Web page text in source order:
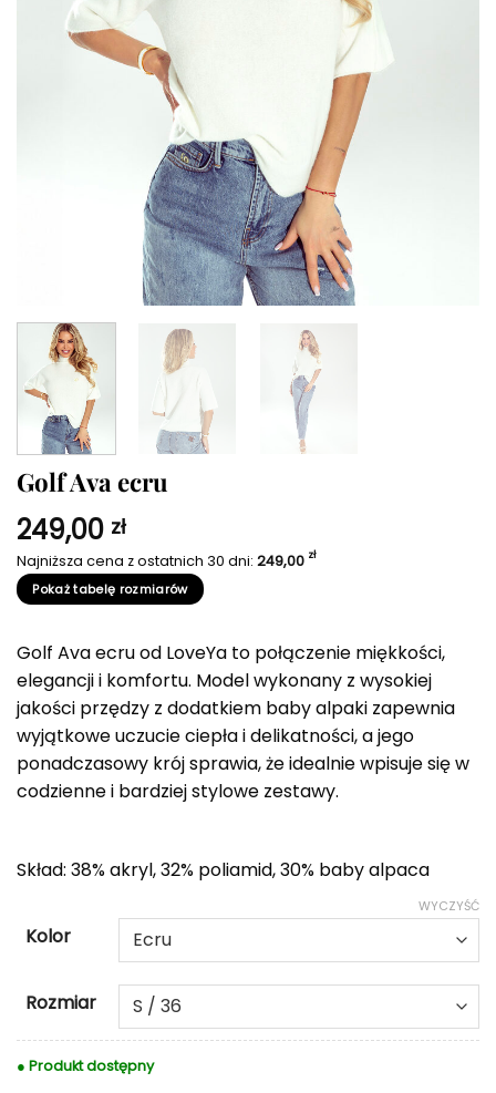
Golf Ava ecru
249,00 zł
Najniższa cena z ostatnich 30 dni: 249,00 zł
Pokaż tabelę rozmiarów
Golf Ava ecru od LoveYa to połączenie miękkości,
elegancji i komfortu. Model wykonany z wysokiej
jakości przędzy z dodatkiem baby alpaki zapewnia
wyjątkowe uczucie ciepła i delikatności, a jego
ponadczasowy krój sprawia, że idealnie wpisuje się w
codzienne i bardziej stylowe zestawy.
Skład: 38% akryl, 32% poliamid, 30% baby alpaca
Kolor
Rozmiar
WYCZYŚĆ
● Produkt dostępny